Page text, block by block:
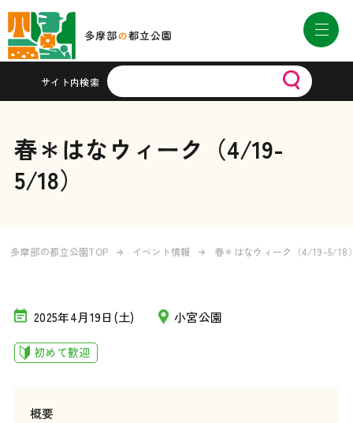
サイト内検索
春＊はなウィーク（4/19-
5/18）
多摩部の都立公園TOP イベント情報 春＊はなウィーク（4/19-5/18
2025年4月19日(土) 小宮公園
初めて歓迎
概要